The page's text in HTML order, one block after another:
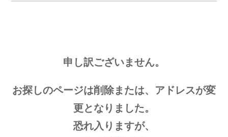
申し訳ございません。
お探しのページは削除または、アドレスが変
更となりました。
恐れ入りますが、